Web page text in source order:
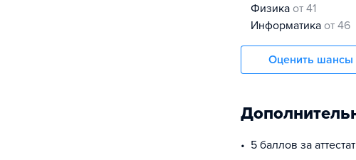
физика от 41
информатика от 46
Оценить шансы
5 баллов за